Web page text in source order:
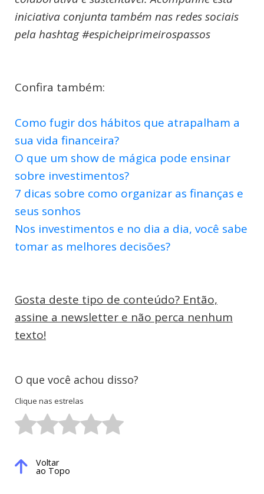
iniciativa conjunta também nas redes sociais
pela hashtag #espicheiprimeirospassos
Confira também:
Como fugir dos hábitos que atrapalham a
sua vida financeira?
O que um show de mágica pode ensinar
sobre investimentos?
7 dicas sobre como organizar as finanças e
seus sonhos
Nos investimentos e no dia a dia, você sabe
tomar as melhores decisões?
Gosta deste tipo de conteúdo? Então,
assine a newsletter e não perca nenhum
texto!
O que você achou disso?
Clique nas estrelas
Voltar
ao Topo